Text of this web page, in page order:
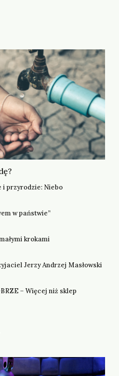
i przyrodzie: Niebo
w państwie”
krokami
Jerzy Andrzej Masłowski
– Więcej niż sklep